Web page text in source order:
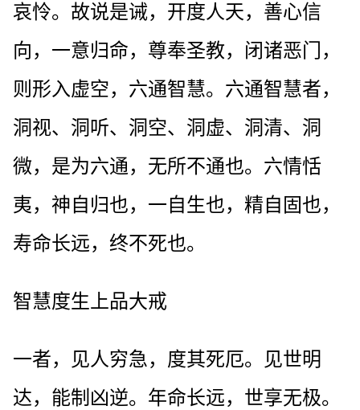
哀怜。故说是诫，开度人天，善心信
向，一意归命，尊奉圣教，闭诸恶门，
则形入虚空，六通智慧。六通智慧者，
洞视、洞听、洞空、洞虚、洞清、洞
微，是为六通，无所不通也。六情恬
夷，神自归也，一自生也，精自固也，
寿命长远，终不死也。
智慧度生上品大戒
一者，见人穷急，度其死厄。见世明
达，能制凶逆。年命长远，世享无极。